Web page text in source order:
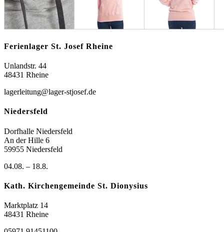
Ferienlager St. Josef Rheine
Unlandstr. 44
48431 Rheine
lagerleitung@lager-stjosef.de
Niedersfeld
Dorfhalle Niedersfeld
An der Hille 6
59955 Niedersfeld
04.08. – 18.8.
Kath. Kirchengemeinde St. Dionysius
Marktplatz 14
48431 Rheine